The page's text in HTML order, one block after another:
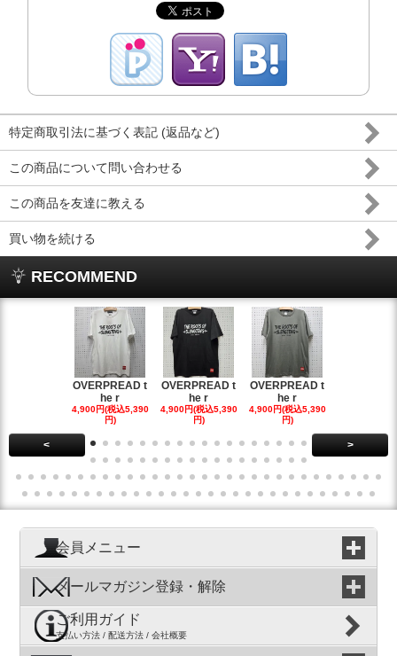
特定商取引法に基づく表記 (返品など)
この商品について問い合わせる
この商品を友達に教える
買い物を続ける
RECOMMEND
OVERPREAD t
he r
4,900円(税込5,390
円)
OVERPREAD t
he r
4,900円(税込5,390
円)
OVERPREAD t
he r
4,900円(税込5,390
円)
< >
会員メニュー
メールマガジン登録・解除
ご利用ガイド
支払い方法 / 配送方法 / 会社概要